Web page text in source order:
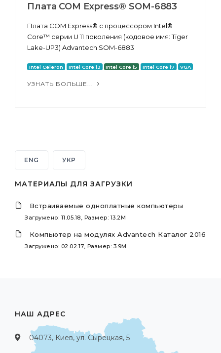
Плата COM Express® SOM-6883
Плата COM Express® с процессором Intel®
Core™ серии U 11 поколения (кодовое имя: Tiger
Lake-UP3) Advantech SOM-6883
Intel Celeron Intel Core i3 Intel Core i5 Intel Core i7 VGA
УЗНАТЬ БОЛЬШЕ...
ENG УКР
МАТЕРИАЛЫ ДЛЯ ЗАГРУЗКИ
Встраиваемые одноплатные компьютеры
Загружено: 11.05.18, Размер: 13.2M
Компьютер на модулях Advantech Каталог 2016
Загружено: 02.02.17, Размер: 3.9M
НАШ АДРЕС
04073, Киев, ул. Сырецкая, 5